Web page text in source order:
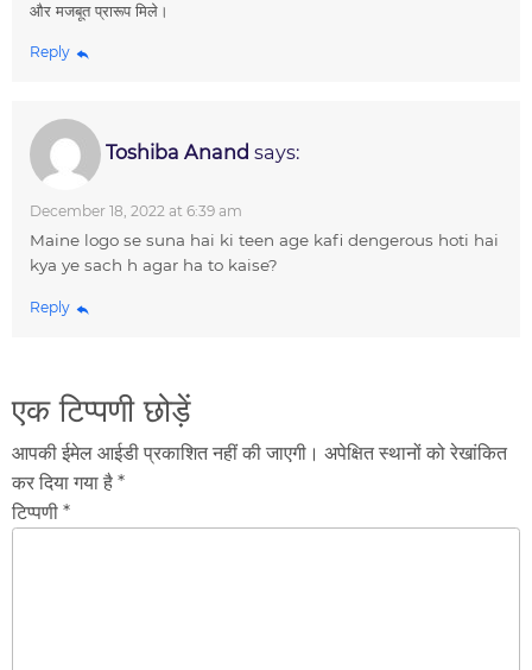
और मजबूत प्रारूप मिले।
Reply
Toshiba Anand says:
December 18, 2022 at 6:39 am
Maine logo se suna hai ki teen age kafi dengerous hoti hai
kya ye sach h agar ha to kaise?
Reply
एक टिप्पणी छोड़ें
आपकी ईमेल आईडी प्रकाशित नहीं की जाएगी। अपेक्षित स्थानों को रेखांकित
कर दिया गया है *
टिप्पणी *